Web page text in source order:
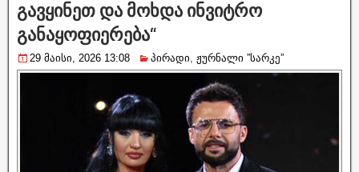
გავყინეთ და მოხდა ინვიტრო
განაყოფიერება“
29 მაისი, 2026 13:08 პირადი, ჟურნალი ”სარკე”